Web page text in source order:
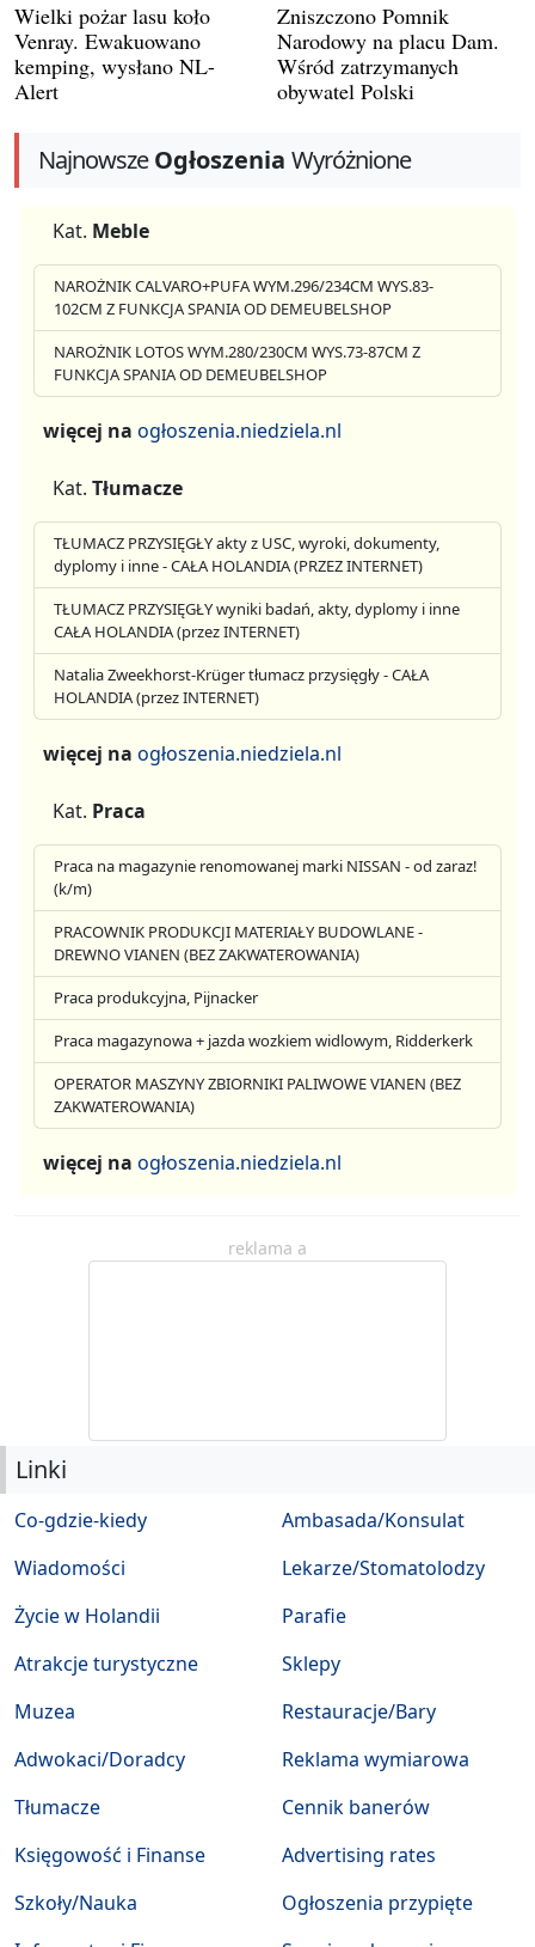
Wielki pożar lasu koło
Venray. Ewakuowano
kemping, wysłano NL-
Alert
Zniszczono Pomnik
Narodowy na placu Dam.
Wśród zatrzymanych
obywatel Polski
NajnowszeOgłoszenia Wyróżnione
Kat. Meble
NAROŻNIK CALVARO+PUFA WYM.296/234CM WYS.83-
102CM Z FUNKCJA SPANIA OD DEMEUBELSHOP
NAROŻNIK LOTOS WYM.280/230CM WYS.73-87CM Z
FUNKCJA SPANIA OD DEMEUBELSHOP
więcej na ogłoszenia.niedziela.nl
Kat. Tłumacze
TŁUMACZ PRZYSIĘGŁY akty z USC, wyroki, dokumenty,
dyplomy i inne - CAŁA HOLANDIA (PRZEZ INTERNET)
TŁUMACZ PRZYSIĘGŁY wyniki badań, akty, dyplomy i inne
CAŁA HOLANDIA (przez INTERNET)
Natalia Zweekhorst-Krüger tłumacz przysięgły - CAŁA
HOLANDIA (przez INTERNET)
więcej na ogłoszenia.niedziela.nl
Kat. Praca
Praca na magazynie renomowanej marki NISSAN - od zaraz!
(k/m)
PRACOWNIK PRODUKCJI MATERIAŁY BUDOWLANE -
DREWNO VIANEN (BEZ ZAKWATEROWANIA)
Praca produkcyjna, Pijnacker
Praca magazynowa + jazda wozkiem widlowym, Ridderkerk
OPERATOR MASZYNY ZBIORNIKI PALIWOWE VIANEN (BEZ
ZAKWATEROWANIA)
więcej na ogłoszenia.niedziela.nl
reklama a
Linki
Co-gdzie-kiedy
Wiadomości
Życie w Holandii
Atrakcje turystyczne
Muzea
Ambasada/Konsulat
Lekarze/Stomatolodzy
Parafie
Sklepy
Restauracje/Bary
Adwokaci/Doradcy
Tłumacze
Księgowość i Finanse
Szkoły/Nauka
Reklama wymiarowa
Cennik banerów
Advertising rates
Ogłoszenia przypięte